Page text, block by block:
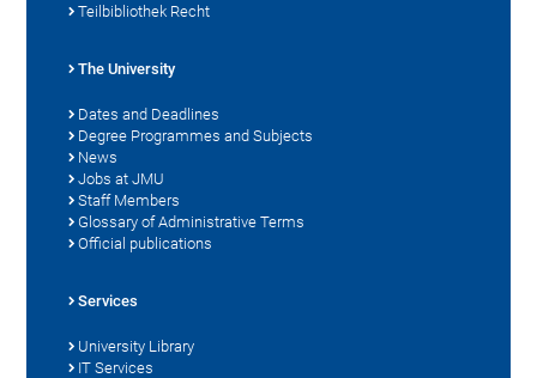
Teilbibliothek Recht
The University
Dates and Deadlines
Degree Programmes and Subjects
News
Jobs at JMU
Staff Members
Glossary of Administrative Terms
Official publications
Services
University Library
IT Services